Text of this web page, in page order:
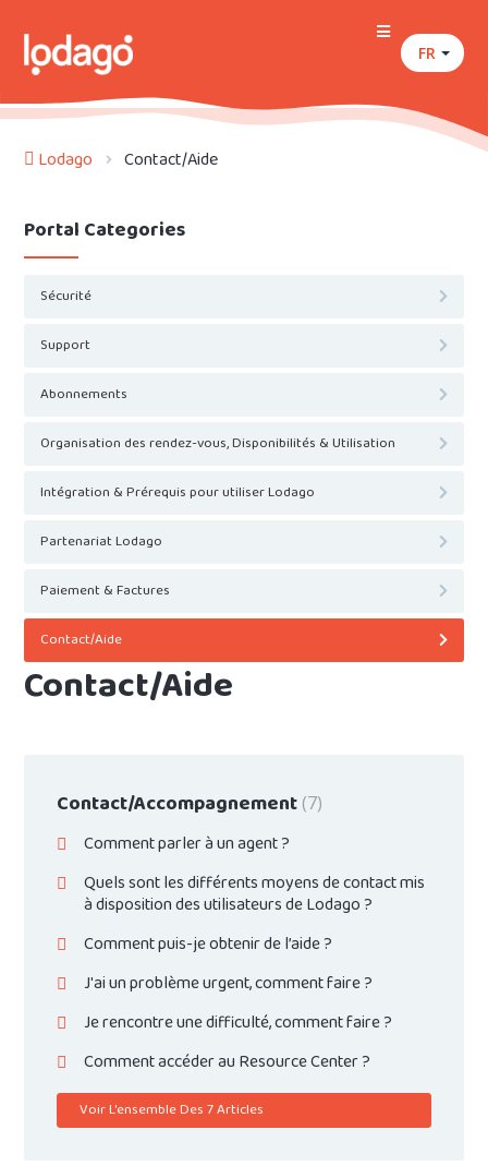
FR
Lodago Contact/Aide
Portal Categories
Sécurité
Support
Abonnements
Organisation des rendez-vous, Disponibilités & Utilisation
Intégration & Prérequis pour utiliser Lodago
Partenariat Lodago
Paiement & Factures
Contact/Aide
Contact/Aide
Contact/Accompagnement 7
Comment parler à un agent ?
Quels sont les différents moyens de contact mis
à disposition des utilisateurs de Lodago ?
Comment puis-je obtenir de l’aide ?
J'ai un problème urgent, comment faire ?
Je rencontre une difficulté, comment faire ?
Comment accéder au Resource Center ?
Voir L'ensemble Des 7 Articles